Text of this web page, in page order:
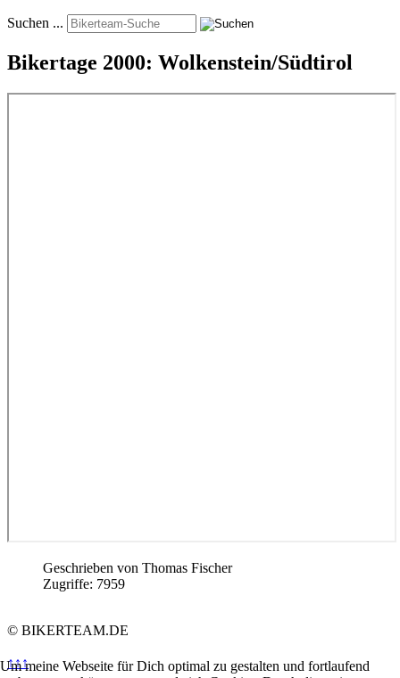
Suchen ...
Bikertage 2000: Wolkenstein/Südtirol
Geschrieben von Thomas Fischer
Zugriffe: 7959
© BIKERTEAM.DE
↑↑↑
Um meine Webseite für Dich optimal zu gestalten und fortlaufend